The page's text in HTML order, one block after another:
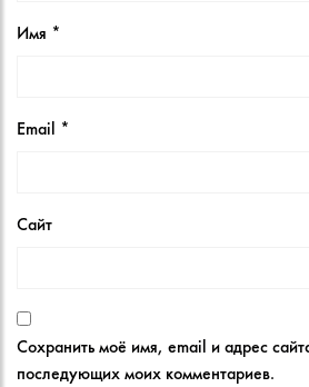
Имя *
Email *
Сайт
Сохранить моё имя, email и адрес
последующих моих комментариев.